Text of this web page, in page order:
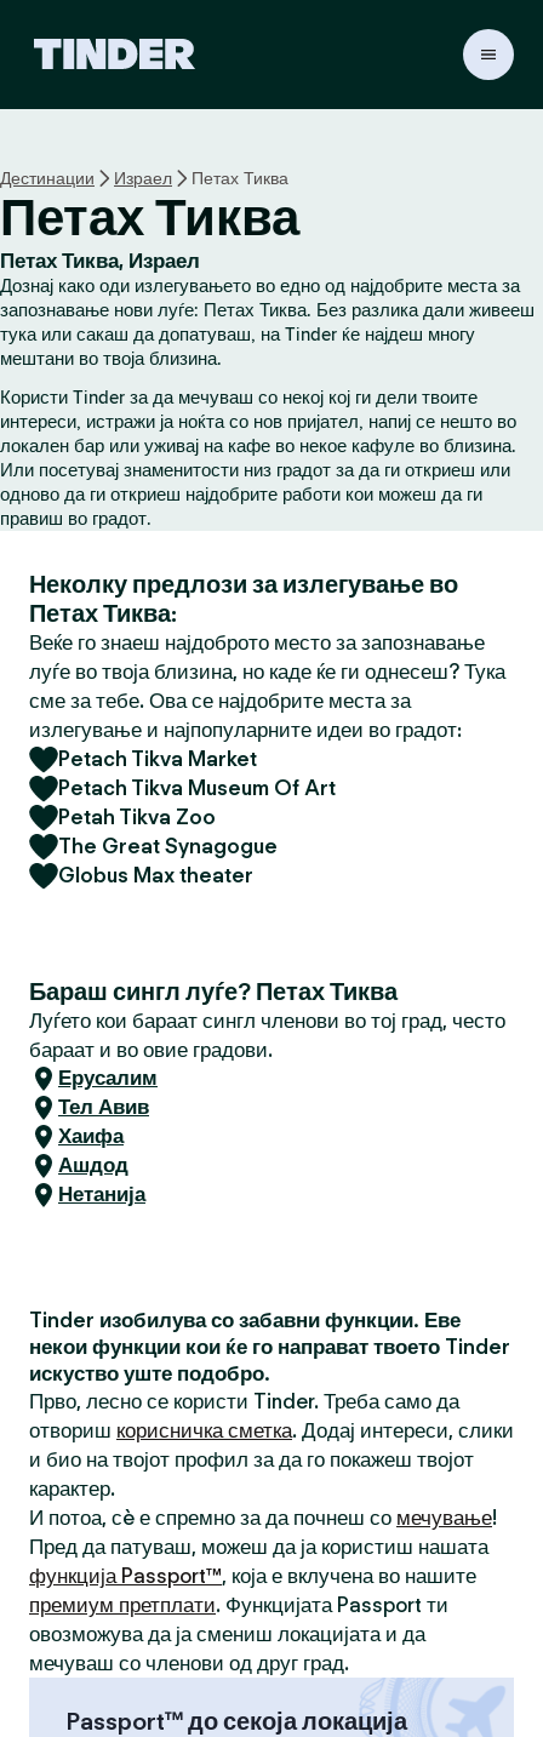
r
H
o
e
Дестинации Израел Петах Тиква
Петах Тиква
Петах Тиква, Израел
Дознај како оди излегувањето во едно од најдобрите места за
запознавање нови луѓе: Петах Тиква. Без разлика дали живееш
тука или сакаш да допатуваш, на Tinder ќе најдеш многу
мештани во твоја близина.
Користи Tinder за да мечуваш со некој кој ги дели твоите
интереси, истражи ја ноќта со нов пријател, напиј се нешто во
локален бар или уживај на кафе во некое кафуле во близина.
Или посетувај знаменитости низ градот за да ги откриеш или
одново да ги откриеш најдобрите работи кои можеш да ги
правиш во градот.
Неколку предлози за излегување во
Петах Тиква:
Веќе го знаеш најдоброто место за запознавање
луѓе во твоја близина, но каде ќе ги однесеш? Тука
сме за тебе. Ова се најдобрите места за
излегување и најпопуларните идеи во градот:
Petach Tikva Market
Petach Tikva Museum Of Art
Petah Tikva Zoo
The Great Synagogue
Globus Max theater
Бараш сингл луѓе? Петах Тиква
Луѓето кои бараат сингл членови во тој град, често
бараат и во овие градови.
Ерусалим
Тел Авив
Хаифа
Ашдод
Нетанија
Tinder изобилува со забавни функции. Еве
некои функции кои ќе го направат твоето Tinder
искуство уште подобро.
Прво, лесно се користи Tinder. Треба само да
отвориш корисничка сметка. Додај интереси, слики
и био на твојот профил за да го покажеш твојот
карактер.
И потоа, сè е спремно за да почнеш со мечување!
Пред да патуваш, можеш да ја користиш нашата
функција Passport™, која е вклучена во нашите
премиум претплати. Функцијата Passport ти
овозможува да ја смениш локацијата и да
мечуваш со членови од друг град.
Passport™ до секоја локација